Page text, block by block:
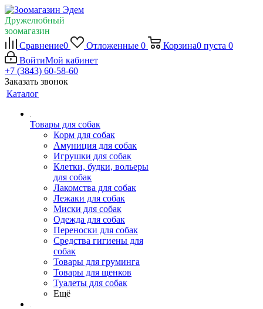
Дружелюбный
зоомагазин
Сравнение0 Отложенные 0 Корзина0 пуста 0
ВойтиМой кабинет
+7 (3843) 60-58-60
Заказать звонок
Каталог
Товары для собак
Корм для собак
Амуниция для собак
Игрушки для собак
Клетки, будки, вольеры
для собак
Лакомства для собак
Лежаки для собак
Миски для собак
Одежда для собак
Переноски для собак
Средства гигиены для
собак
Товары для груминга
Товары для щенков
Туалеты для собак
Ещё